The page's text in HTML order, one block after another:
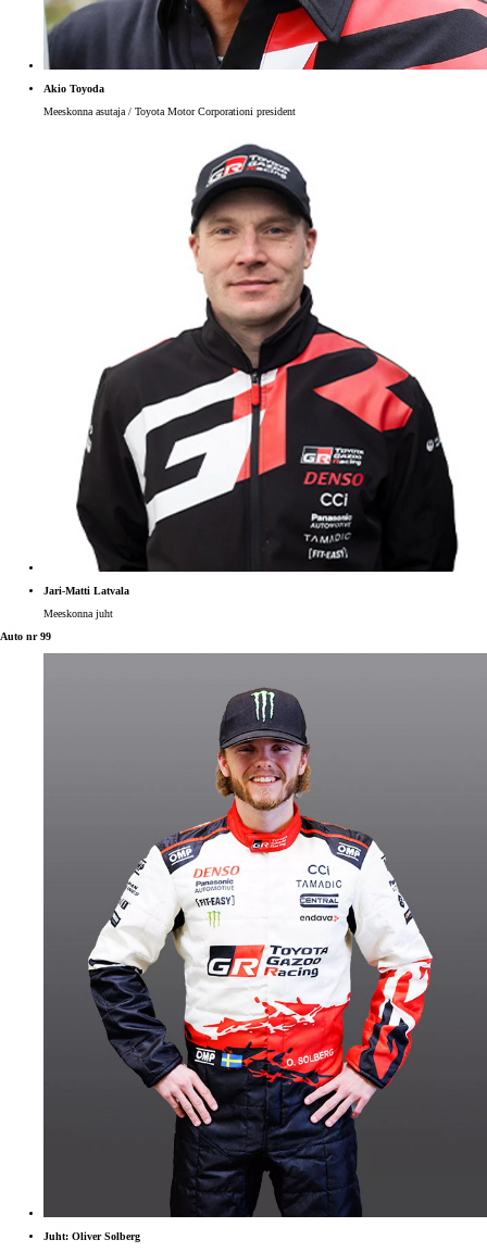
Akio Toyoda
Meeskonna asutaja / Toyota Motor Corporationi president
Jari-Matti Latvala
Meeskonna juht
Auto nr 99
Juht: Oliver Solberg